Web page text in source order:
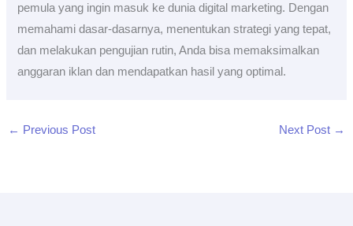
pemula yang ingin masuk ke dunia digital marketing. Dengan
memahami dasar-dasarnya, menentukan strategi yang tepat,
dan melakukan pengujian rutin, Anda bisa memaksimalkan
anggaran iklan dan mendapatkan hasil yang optimal.
← Previous Post Next Post →